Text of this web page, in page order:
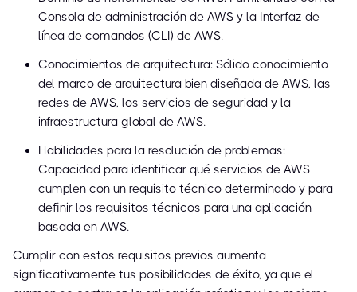
Consola de administración de AWS y la Interfaz de
línea de comandos (CLI) de AWS.
Conocimientos de arquitectura: Sólido conocimiento
del marco de arquitectura bien diseñada de AWS, las
redes de AWS, los servicios de seguridad y la
infraestructura global de AWS.
Habilidades para la resolución de problemas:
Capacidad para identificar qué servicios de AWS
cumplen con un requisito técnico determinado y para
definir los requisitos técnicos para una aplicación
basada en AWS.
Cumplir con estos requisitos previos aumenta
significativamente tus posibilidades de éxito, ya que el